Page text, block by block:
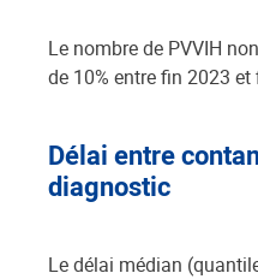
Le nombre de PVVIH
de 10% entre fin 2023 et
Délai entre
diagnostic
Le délai médian